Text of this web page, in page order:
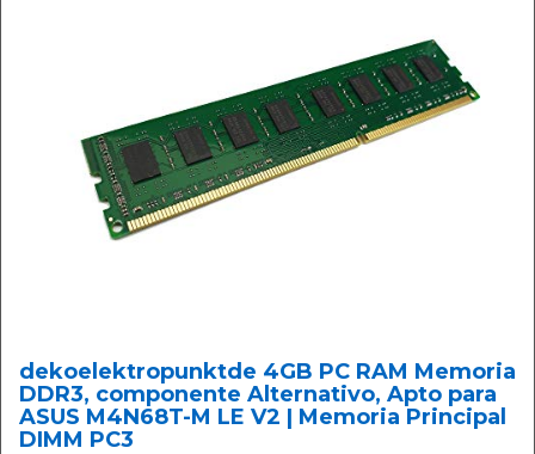
dekoelektropunktde 4GB PC RAM Memoria
DDR3, componente Alternativo, Apto para
ASUS M4N68T-M LE V2 | Memoria Principal
DIMM PC3